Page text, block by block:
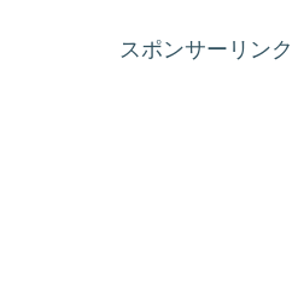
スポンサーリンク